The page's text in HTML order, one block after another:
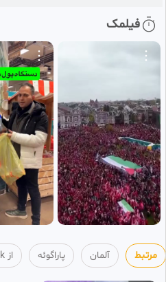
فیلمک
مرتبط آلمان پاراگوئه از seamak